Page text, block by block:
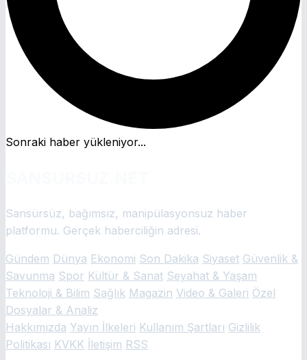
Sonraki haber yükleniyor...
Sansürsüz, bağımsız, manipülasyonsuz haber
platformu. Gerçek haberciliğin adresi.
Gündem Dünya Ekonomi Son Dakika Siyaset Güvenlik &
Savunma Spor Kültür & Sanat Seyahat & Yaşam
Teknoloji & Bilim Sağlık Magazin Video & Galeri Özel
Dosyalar & Analiz
Hakkımızda Yayın İlkeleri Kullanım Şartları Gizlilik
Politikası KVKK İletişim RSS